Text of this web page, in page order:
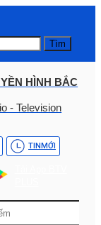
Tìm
HÌNH BẮC
- Television
TINMỚI